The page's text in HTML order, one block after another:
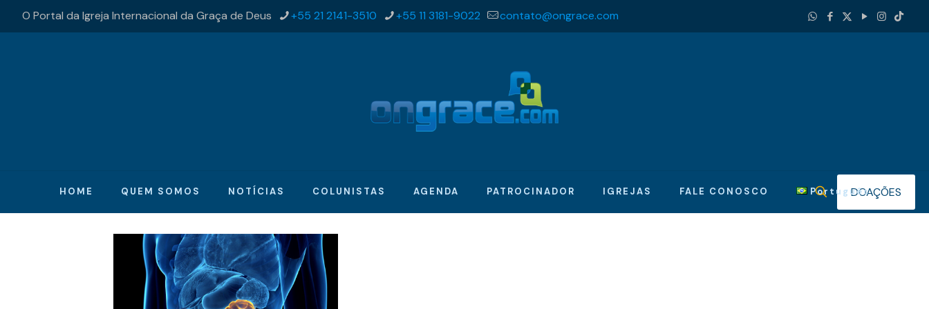
O Portal da Igreja Internacional da Graça de Deus +55 21 2141-3510 +55 11 3181-9022 contato@ongrace.com
HOME QUEM SOMOS NOTÍCIAS COLUNISTAS AGENDA PATROCINADOR IGREJAS FALE CONOSCO PortuguêsDOAÇÕES